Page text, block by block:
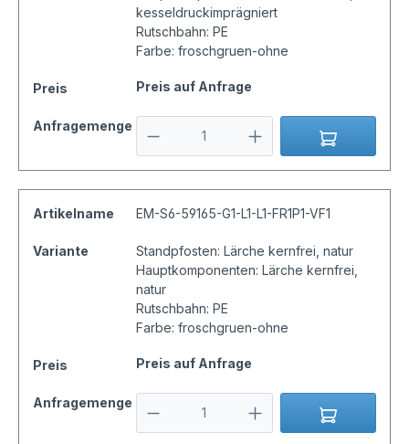
kesseldruckimprägniert
Rutschbahn: PE
Farbe: froschgruen-ohne
Preis Preis auf Anfrage
Anfragemenge
Artikelname EM-S6-59165-G1-L1-L1-FR1P1-VF1
Variante
Standpfosten: Lärche kernfrei, natur
Hauptkomponenten: Lärche kernfrei,
natur
Rutschbahn: PE
Farbe: froschgruen-ohne
Preis Preis auf Anfrage
Anfragemenge